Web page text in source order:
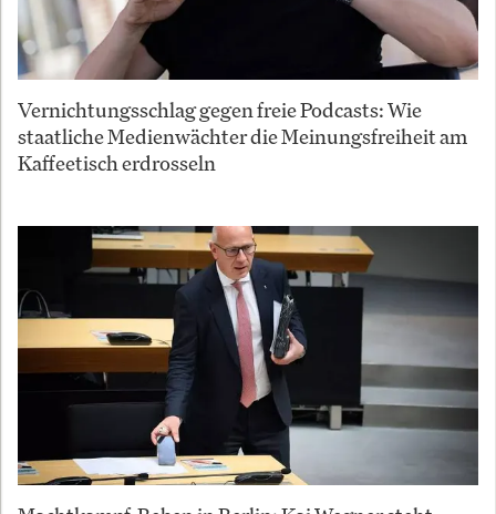
Vernichtungsschlag gegen freie Podcasts: Wie
staatliche Medienwächter die Meinungsfreiheit am
Kaffeetisch erdrosseln